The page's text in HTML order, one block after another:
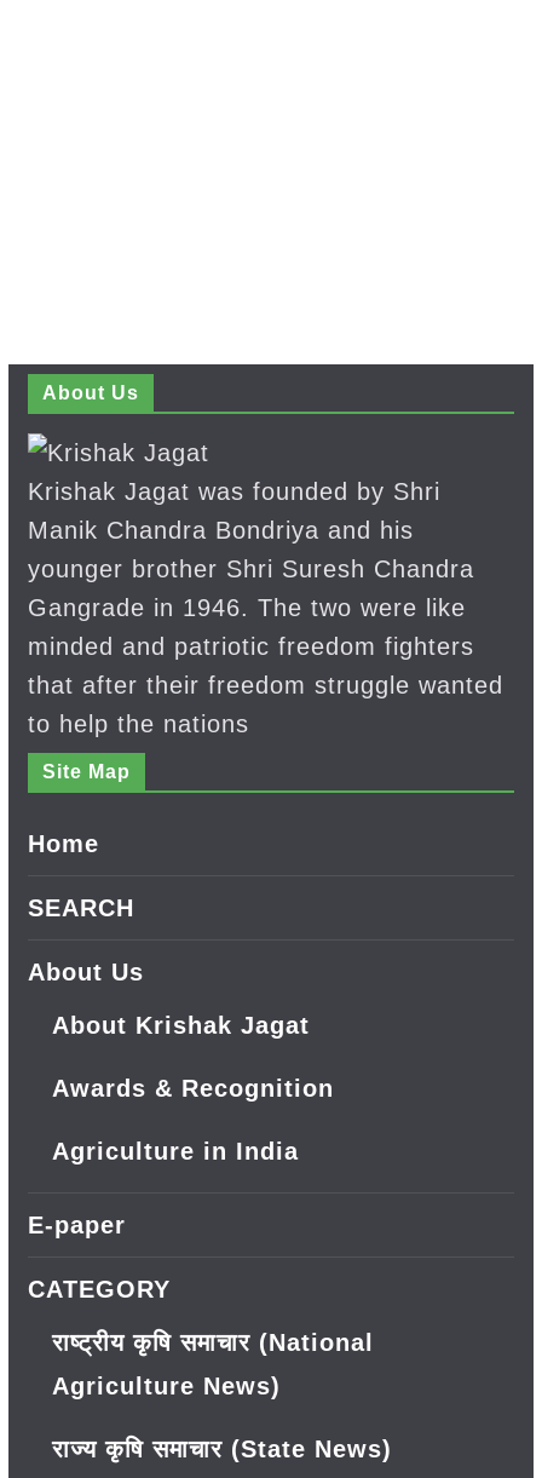
About Us
Krishak Jagat was founded by Shri
Manik Chandra Bondriya and his
younger brother Shri Suresh Chandra
Gangrade in 1946. The two were like
minded and patriotic freedom fighters
that after their freedom struggle wanted
to help the nations
Site Map
Home
SEARCH
About Us
About Krishak Jagat
Awards & Recognition
Agriculture in India
E-paper
CATEGORY
राष्ट्रीय कृषि समाचार (National
Agriculture News)
राज्य कृषि समाचार (State News)